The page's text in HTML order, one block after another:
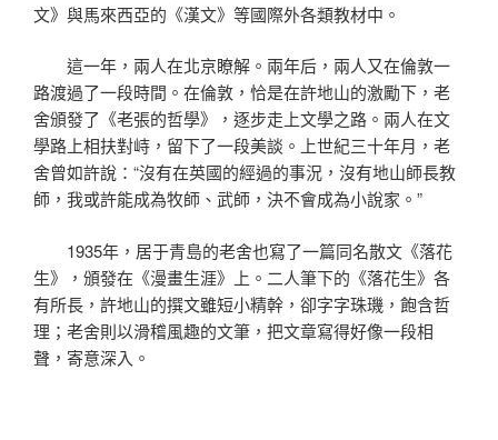
文》與馬來西亞的《漢文》等國際外各類教材中。
這一年，兩人在北京瞭解。兩年后，兩人又在倫敦一
路渡過了一段時間。在倫敦，恰是在許地山的激勵下，老
舍頒發了《老張的哲學》，逐步走上文學之路。兩人在文
學路上相扶對峙，留下了一段美談。上世紀三十年月，老
舍曾如許說：“沒有在英國的經過的事況，沒有地山師長教
師，我或許能成為牧師、武師，決不會成為小說家。”
1935年，居于青島的老舍也寫了一篇同名散文《落花
生》，頒發在《漫畫生涯》上。二人筆下的《落花生》各
有所長，許地山的撰文雖短小精幹，卻字字珠璣，飽含哲
理；老舍則以滑稽風趣的文筆，把文章寫得好像一段相
聲，寄意深入。